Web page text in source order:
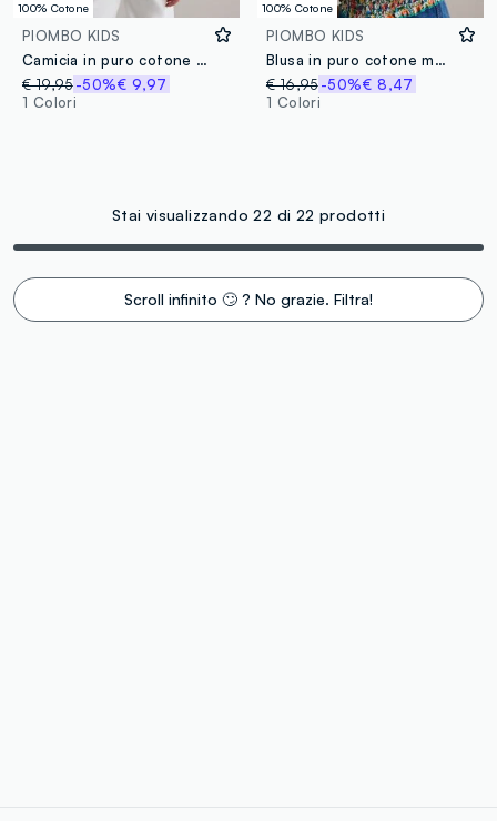
100% Cotone
PIOMBO KIDS
Camicia in puro cotone multicolor da bambina regular fit con fantasia
€ 19,95-50%€ 9,97
1 Colori
100% Cotone
PIOMBO KIDS
Blusa in puro cotone multicolor floreale da bambina regular fit
€ 16,95 -50%€ 8,47
1 Colori
Stai visualizzando 22 di 22 prodotti
Scroll infinito 🙄 ? No grazie. Filtra!